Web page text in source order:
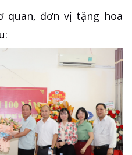
quan, đơn vị tặng hoa